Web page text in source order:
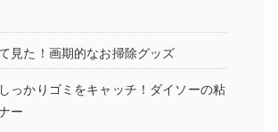
見た！画期的なお掃除グッズ
っかりゴミをキャッチ！ダイソーの粘
ー